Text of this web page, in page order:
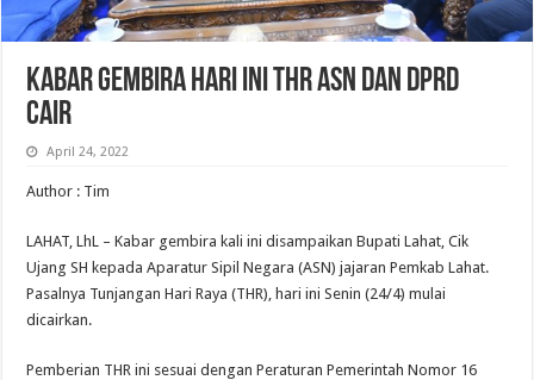
Kabar Gembira Hari Ini THR ASN dan DPRD
Cair
April 24, 2022
Author : Tim
LAHAT, LhL – Kabar gembira kali ini disampaikan Bupati Lahat, Cik
Ujang SH kepada Aparatur Sipil Negara (ASN) jajaran Pemkab Lahat.
Pasalnya Tunjangan Hari Raya (THR), hari ini Senin (24/4) mulai
dicairkan.
Pemberian THR ini sesuai dengan Peraturan Pemerintah Nomor 16